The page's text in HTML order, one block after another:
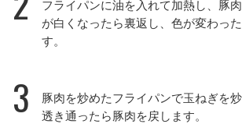
フライパンに油を入れて加熱し、豚
が白くなったら裏返し、色が変わっ
す。
3
豚肉を炒めたフライパンで玉ねぎを
透き通ったら豚肉を戻します。